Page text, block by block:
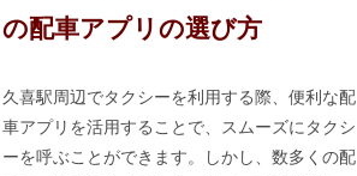
の配車アプリの選び方
久喜駅周辺でタクシーを利用する際、便利な配
車アプリを活用することで、スムーズにタクシ
ーを呼ぶことができます。しかし、数多くの配